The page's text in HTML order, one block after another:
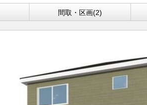
間取・区画(2)